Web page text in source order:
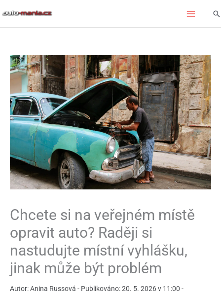
Chcete si na veřejném místě
opravit auto? Raději si
nastudujte místní vyhlášku,
jinak může být problém
Autor: Anina Russová - Publikováno: 20. 5. 2026 v 11:00 -